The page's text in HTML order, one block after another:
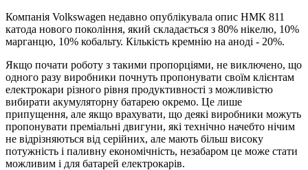
Компанія Volkswagen недавно опублікувала опис НМК 811
катода нового покоління, який складається з 80% нікелю, 10%
марганцю, 10% кобальту. Кількість кремнію на аноді - 20%.
Якщо почати роботу з такими пропорціями, не виключено, що
одного разу виробники почнуть пропонувати своїм клієнтам
електрокари різного рівня продуктивності з можливістю
вибирати акумуляторну батарею окремо. Це лише
припущення, але якщо врахувати, що деякі виробники можуть
пропонувати преміальні двигуни, які технічно начебто нічим
не відрізняються від серійних, але мають більш високу
потужність і паливну економічність, незабаром це може стати
можливим і для батарей електрокарів.